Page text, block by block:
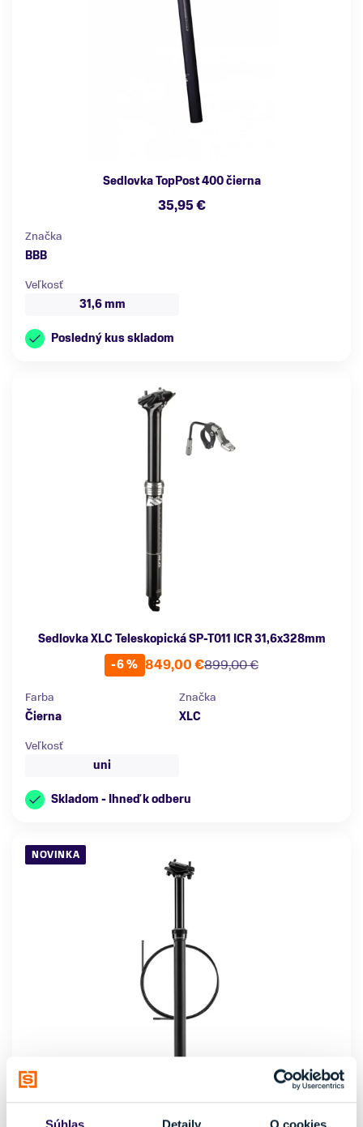
Súhlas Detaily O cookies
Sedlovka TopPost 400 čierna
35,95 €
Značka
BBB
Veľkosť
31,6 mm
Posledný kus skladom
Sedlovka XLC Teleskopická SP-T011 ICR 31,6x328mm
-6 %
899,00 €
849,00 €
Farba
Čierna
Značka
XLC
Veľkosť
uni
Skladom - Ihneď k odberu
NOVINKA
Teleskopická sedlovka Crankbrothers Highline
XC/Gravel 80 mm-27,2mm